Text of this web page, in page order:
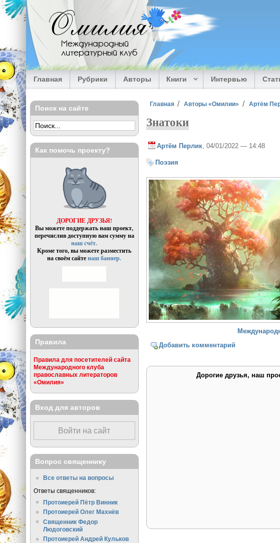
Перейти к основному содержанию
Омилия
Международный
литературный клуб
Главная Рубрики Авторы Книги Интервью
Вы здесь
Главная Авторы «Омилии» Артём
Знатоки
Артём Перлик , 04/01/2022 — 14:48
Поэзия
Добавить комментарий
Дорогие друзья, наш
Поиск на сайте
Как помочь проекту?
ДОРОГИЕ ДРУЗЬЯ!
Вы можете поддержать наш проект,
перечислив доступную вам сумму на
наш счёт.
Кроме того, вы можете разместить
на своём сайтенаш баннер.
Правила
Правила для посетителей сайта
Международного клуба
православных литераторов
«Омилия»
Вход для авторов
Войти на сайт
Вопрос священнику
Все ответы на вопросы
Ответы священников:
Протоиерей Пётр Винник
Протоиерей Олег Махнёв
Священник Федор
Людоговский
Протоиерей Андрей Кульков